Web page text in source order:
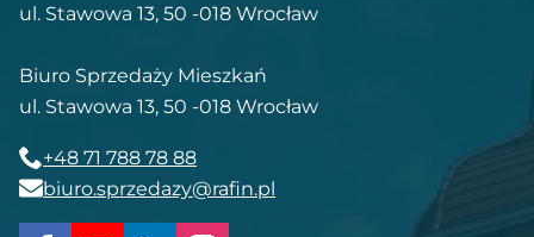
ul. Stawowa 13, 50 -018 Wrocław
Biuro Sprzedaży Mieszkań
ul. Stawowa 13, 50 -018 Wrocław
+48 71 788 78 88
biuro.sprzedazy@rafin.pl